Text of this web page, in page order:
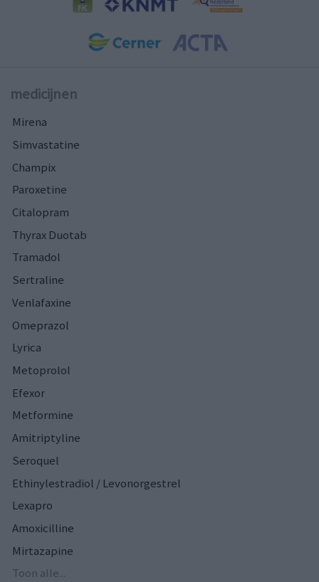
medicijnen
Mirena
Simvastatine
Champix
Paroxetine
Citalopram
Thyrax Duotab
Tramadol
Sertraline
Venlafaxine
Omeprazol
Lyrica
Metoprolol
Efexor
Metformine
Amitriptyline
Seroquel
Ethinylestradiol / Levonorgestrel
Lexapro
Amoxicilline
Mirtazapine
Toon alle...